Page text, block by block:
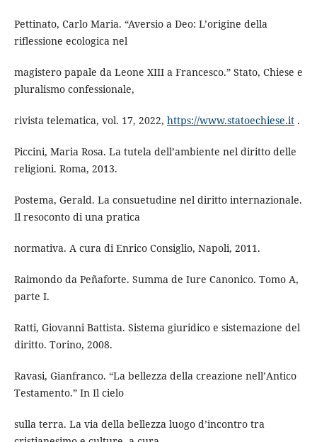
Pettinato, Carlo Maria. “Aversio a Deo: L’origine della
riflessione ecologica nel
magistero papale da Leone XIII a Francesco.” Stato, Chiese e
pluralismo confessionale,
rivista telematica, vol. 17, 2022, https://www.statoechiese.it.
Piccini, Maria Rosa. La tutela dell’ambiente nel diritto delle
religioni. Roma, 2013.
Postema, Gerald. La consuetudine nel diritto internazionale.
Il resoconto di una pratica
normativa. A cura di Enrico Consiglio, Napoli, 2011.
Raimondo da Peñaforte. Summa de Iure Canonico. Tomo A,
parte I.
Ratti, Giovanni Battista. Sistema giuridico e sistemazione del
diritto. Torino, 2008.
Ravasi, Gianfranco. “La bellezza della creazione nell’Antico
Testamento.” In Il cielo
sulla terra. La via della bellezza luogo d’incontro tra